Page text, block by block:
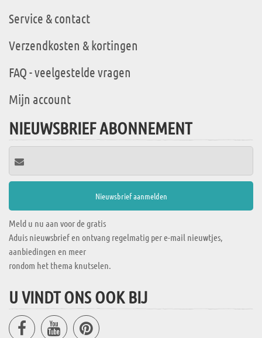
Service & contact
Verzendkosten & kortingen
FAQ - veelgestelde vragen
Mijn account
NIEUWSBRIEF ABONNEMENT
Meld u nu aan voor de gratis
Aduis nieuwsbrief en ontvang regelmatig per e-mail nieuwtjes,
aanbiedingen en meer
rondom het thema knutselen.
U VINDT ONS OOK BIJ